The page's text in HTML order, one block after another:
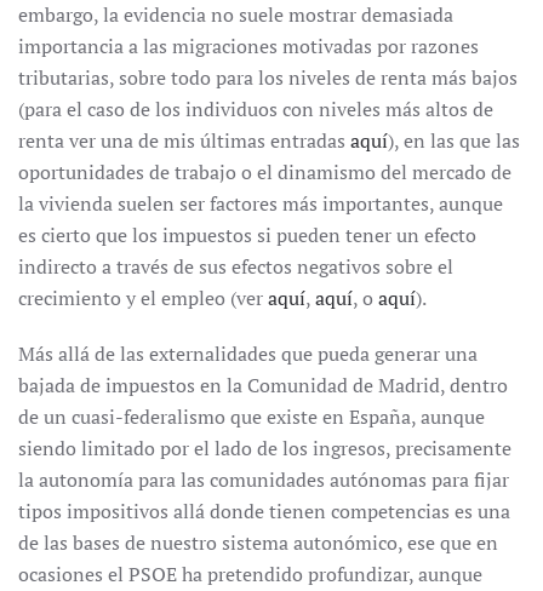
embargo, la evidencia no suele mostrar demasiada
importancia a las migraciones motivadas por razones
tributarias, sobre todo para los niveles de renta más bajos
(para el caso de los individuos con niveles más altos de
renta ver una de mis últimas entradas aquí), en las que las
oportunidades de trabajo o el dinamismo del mercado de
la vivienda suelen ser factores más importantes, aunque
es cierto que los impuestos si pueden tener un efecto
indirecto a través de sus efectos negativos sobre el
crecimiento y el empleo (veraquí,aquí, o aquí).
Más allá de las externalidades que pueda generar una
bajada de impuestos en la Comunidad de Madrid, dentro
de un cuasi-federalismo que existe en España, aunque
siendo limitado por el lado de los ingresos, precisamente
la autonomía para las comunidades autónomas para fijar
tipos impositivos allá donde tienen competencias es una
de las bases de nuestro sistema autonómico, ese que en
ocasiones el PSOE ha pretendido profundizar, aunque